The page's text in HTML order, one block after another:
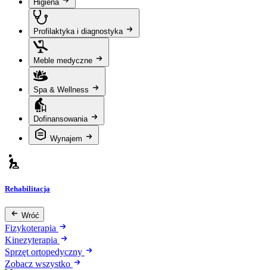
Higiena
Profilaktyka i diagnostyka
Meble medyczne
Spa & Wellness
Dofinansowania
Wynajem
Rehabilitacja
Wróć
Fizykoterapia
Kinezyterapia
Sprzęt ortopedyczny
Zobacz wszystko